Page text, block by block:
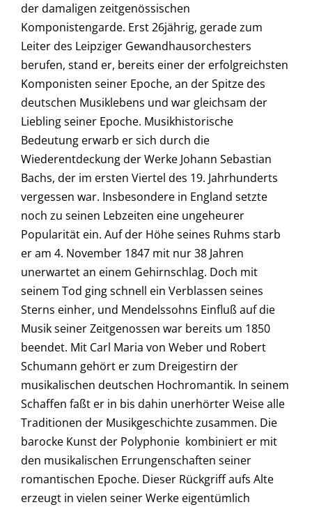
der damaligen zeitgenössischen
Komponistengarde. Erst 26jährig, gerade zum
Leiter des Leipziger Gewandhausorchesters
berufen, stand er, bereits einer der erfolgreichsten
Komponisten seiner Epoche, an der Spitze des
deutschen Musiklebens und war gleichsam der
Liebling seiner Epoche. Musikhistorische
Bedeutung erwarb er sich durch die
Wiederentdeckung der Werke Johann Sebastian
Bachs, der im ersten Viertel des 19. Jahrhunderts
vergessen war. Insbesondere in England setzte
noch zu seinen Lebzeiten eine ungeheurer
Popularität ein. Auf der Höhe seines Ruhms starb
er am 4. November 1847 mit nur 38 Jahren
unerwartet an einem Gehirnschlag. Doch mit
seinem Tod ging schnell ein Verblassen seines
Sterns einher, und Mendelssohns Einfluß auf die
Musik seiner Zeitgenossen war bereits um 1850
beendet. Mit Carl Maria von Weber und Robert
Schumann gehört er zum Dreigestirn der
musikalischen deutschen Hochromantik. In seinem
Schaffen faßt er in bis dahin unerhörter Weise alle
Traditionen der Musikgeschichte zusammen. Die
barocke Kunst der Polyphonie kombiniert er mit
den musikalischen Errungenschaften seiner
romantischen Epoche. Dieser Rückgriff aufs Alte
erzeugt in vielen seiner Werke eigentümlich